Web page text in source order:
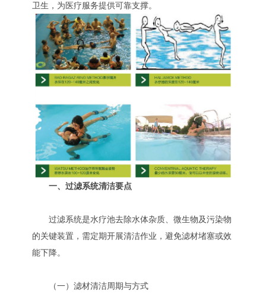
卫生，为医疗服务提供可靠支撑。
一、过滤系统清洁要点
过滤系统是水疗池去除水体杂质、微生物及污染物
的关键装置，需定期开展清洁作业，避免滤材堵塞或效
能下降。
（一）滤材清洁周期与方式